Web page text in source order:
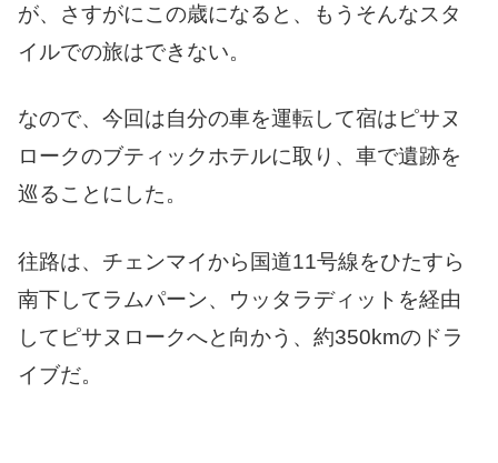
が、さすがにこの歳になると、もうそんなスタ
イルでの旅はできない。
なので、今回は自分の車を運転して宿はピサヌ
ロークのブティックホテルに取り、車で遺跡を
巡ることにした。
往路は、チェンマイから国道11号線をひたすら
南下してラムパーン、ウッタラディットを経由
してピサヌロークへと向かう、約350kmのドラ
イブだ。